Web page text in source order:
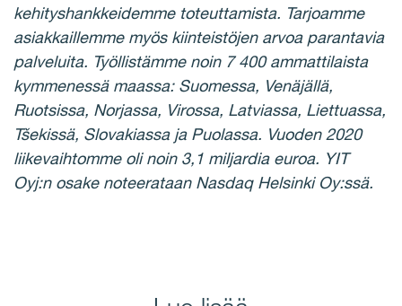
kehityshankkeidemme toteuttamista. Tarjoamme
asiakkaillemme myös kiinteistöjen arvoa parantavia
palveluita. Työllistämme noin 7 400 ammattilaista
kymmenessä maassa: Suomessa, Venäjällä,
Ruotsissa, Norjassa, Virossa, Latviassa, Liettuassa,
Tšekissä, Slovakiassa ja Puolassa. Vuoden 2020
liikevaihtomme oli noin 3,1 miljardia euroa. YIT
Oyj:n osake noteerataan Nasdaq Helsinki Oy:ssä.